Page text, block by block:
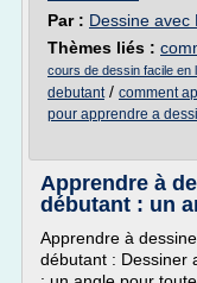
Par : Dessine avec
Thèmes liés :
cours de dessin facile en
debutant/ comment
pour apprendre a
Apprendre à
débutant : un
Apprendre à
débutant : Dessiner